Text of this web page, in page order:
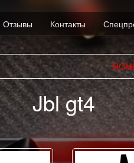
Отзывы Контакты
Jbl gt4